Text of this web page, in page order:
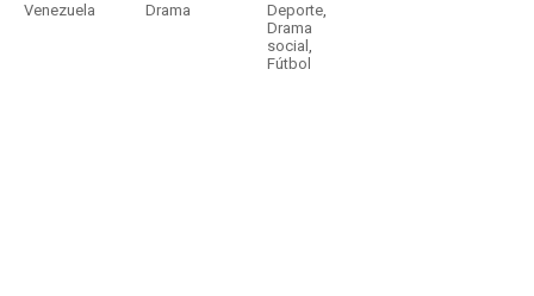
Venezuela Drama Deporte,
Drama
social ,
Fútbol